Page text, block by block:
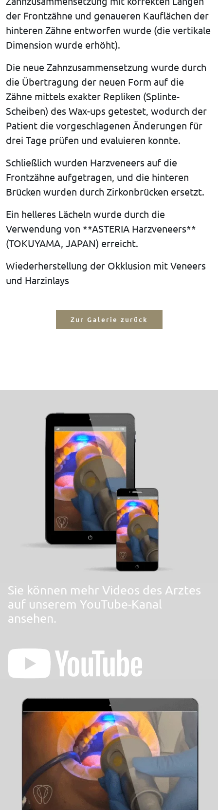
der Frontzähne und genaueren Kauflächen der
hinteren Zähne entworfen wurde (die vertikale
Dimension wurde erhöht).
Die neue Zahnzusammensetzung wurde durch
die Übertragung der neuen Form auf die
Zähne mittels exakter Repliken (Splinte-
Scheiben) des Wax-ups getestet, wodurch der
Patient die vorgeschlagenen Änderungen für
drei Tage prüfen und evaluieren konnte.
Schließlich wurden Harzveneers auf die
Frontzähne aufgetragen, und die hinteren
Brücken wurden durch Zirkonbrücken ersetzt.
Ein helleres Lächeln wurde durch die
Verwendung von **ASTERIA Harzveneers**
(TOKUYAMA, JAPAN) erreicht.
Wiederherstellung der Okklusion mit Veneers
und Harzinlays
Zur Galerie zurück
Sie können mehr Videos des Arztes
auf unserem YouTube-Kanal
ansehen.